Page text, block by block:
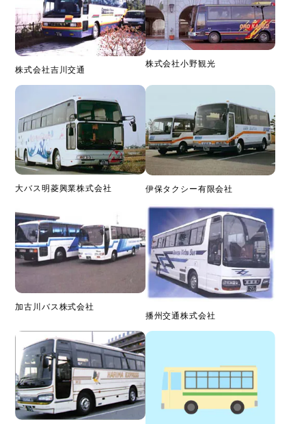
株式会社吉川交通
株式会社小野観光
大バス明菱興業株式会社 伊保タクシー有限会社
加古川バス株式会社
播州交通株式会社